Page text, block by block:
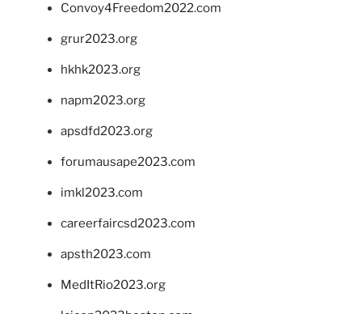
Convoy4Freedom2022.com
grur2023.org
hkhk2023.org
napm2023.org
apsdfd2023.org
forumausape2023.com
imkl2023.com
careerfaircsd2023.com
apsth2023.com
MedItRio2023.org